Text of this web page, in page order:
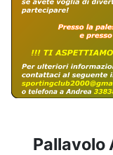
Pallavolo